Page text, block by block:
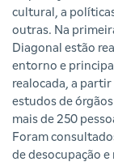
cultural, a
outras. Na
Diagonal estão
entorno e
realocada, a
estudos de
mais de 250
Foram
de desocupação